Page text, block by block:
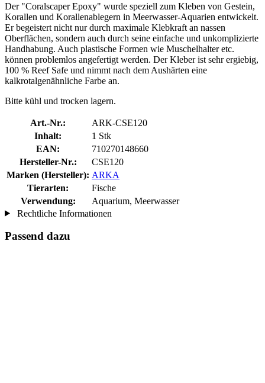
Der "Coralscaper Epoxy" wurde speziell zum Kleben von Gestein,
Korallen und Korallenablegern in Meerwasser-Aquarien entwickelt.
Er begeistert nicht nur durch maximale Klebkraft an nassen
Oberflächen, sondern auch durch seine einfache und unkomplizierte
Handhabung. Auch plastische Formen wie Muschelhalter etc.
können problemlos angefertigt werden. Der Kleber ist sehr ergiebig,
100 % Reef Safe und nimmt nach dem Aushärten eine
kalkrotalgenähnliche Farbe an.
Bitte kühl und trocken lagern.
Art.-Nr.:
ARK-CSE120
Inhalt:
1 Stk
EAN:
710270148660
Hersteller-Nr.:
CSE120
Marken (Hersteller): ARKA
Tierarten:
Fische
Verwendung:
Aquarium, Meerwasser
Rechtliche Informationen
Passend dazu